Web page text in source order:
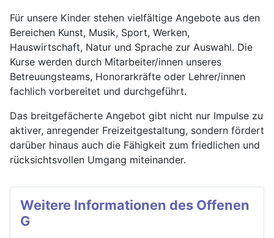
Für unsere Kinder stehen vielfältige Angebote aus den
Bereichen Kunst, Musik, Sport, Werken,
Hauswirtschaft, Natur und Sprache zur Auswahl. Die
Kurse werden durch Mitarbeiter/innen unseres
Betreuungsteams, Honorarkräfte oder Lehrer/innen
fachlich vorbereitet und durchgeführt.
Das breitgefächerte Angebot gibt nicht nur Impulse zu
aktiver, anregender Freizeitgestaltung, sondern fördert
darüber hinaus auch die Fähigkeit zum friedlichen und
rücksichtsvollen Umgang miteinander.
Weitere Informationen des Offenen
G